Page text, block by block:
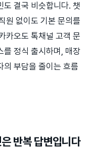
결국 비슷합니다. 챗
원 없이도 기본 문의를
카오도 톡채널 고객 문
를 정식 출시하며, 매장
의 부담을 줄이는 흐름
반복 답변입니다